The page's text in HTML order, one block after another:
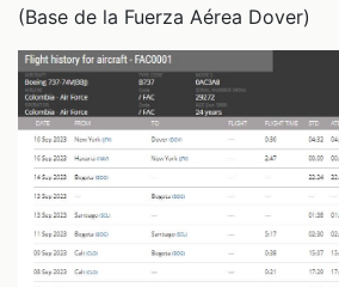
(Base de la Fuerza Aérea Dover)